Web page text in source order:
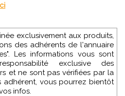
des adhérents de l'annuaire
Les informations vous sont
exclusive des
et ne sont pas vérifiées par la
adhérent, vous pourrez bientôt
infos.